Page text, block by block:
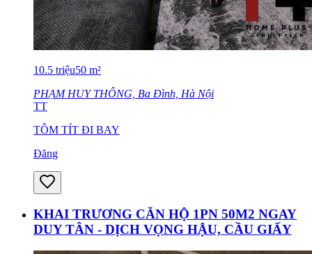
10.5 triệu50 m²
PHẠM HUY THÔNG, Ba Đình, Hà Nội
TT
TÔM TÍT ĐI BAY
Đăng
KHAI TRƯƠNG CĂN HỘ 1PN 50M2 NGAY
DUY TÂN - DỊCH VỌNG HẬU, CẦU GIẤY